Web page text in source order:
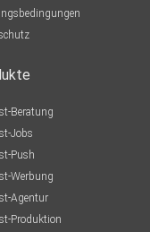
Beratung
Jobs
Push
Werbung
Agentur
Produktion